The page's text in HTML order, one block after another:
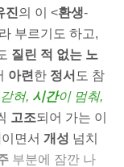
진의 이 <환생-
부르기도 하고,
질린 적 없는 노
아련 한 정서 도 참
혀, 시간이 멈춰,
고조되어 가는 이
이면서 개성 넘치
부분에 잠깐 나